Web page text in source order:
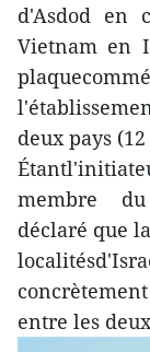
d'Asdod en
Vietnam en
deux pays
membre
déclaré que
entre les